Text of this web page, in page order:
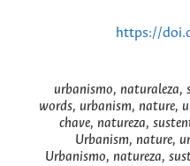
https://
urbanismo, naturaleza,
words, urbanism, nature,
chave, natureza,
Urbanism, nature,
Urbanismo, natureza,